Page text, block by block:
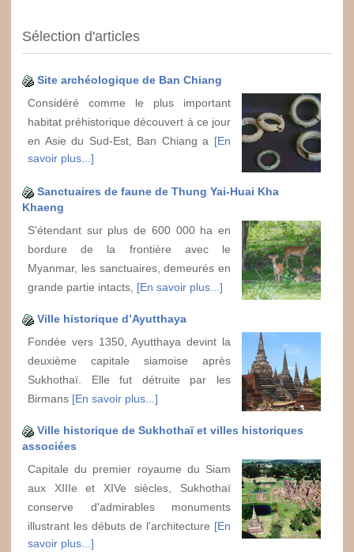
Sélection d'articles
Site archéologique de Ban Chiang
Considéré comme le plus important
habitat préhistorique découvert à ce jour
en Asie du Sud-Est, Ban Chiang a [En
savoir plus...]
Sanctuaires de faune de Thung Yai-Huai Kha
Khaeng
S'étendant sur plus de 600 000 ha en
bordure de la frontière avec le
Myanmar, les sanctuaires, demeurés en
grande partie intacts, [En savoir plus...]
Ville historique d’Ayutthaya
Fondée vers 1350, Ayutthaya devint la
deuxième capitale siamoise après
Sukhothaï. Elle fut détruite par les
Birmans [En savoir plus...]
Ville historique de Sukhothaï et villes historiques
associées
Capitale du premier royaume du Siam
aux XIIIe et XIVe siècles, Sukhothaï
conserve d'admirables monuments
illustrant les débuts de l'architecture [En
savoir plus...]